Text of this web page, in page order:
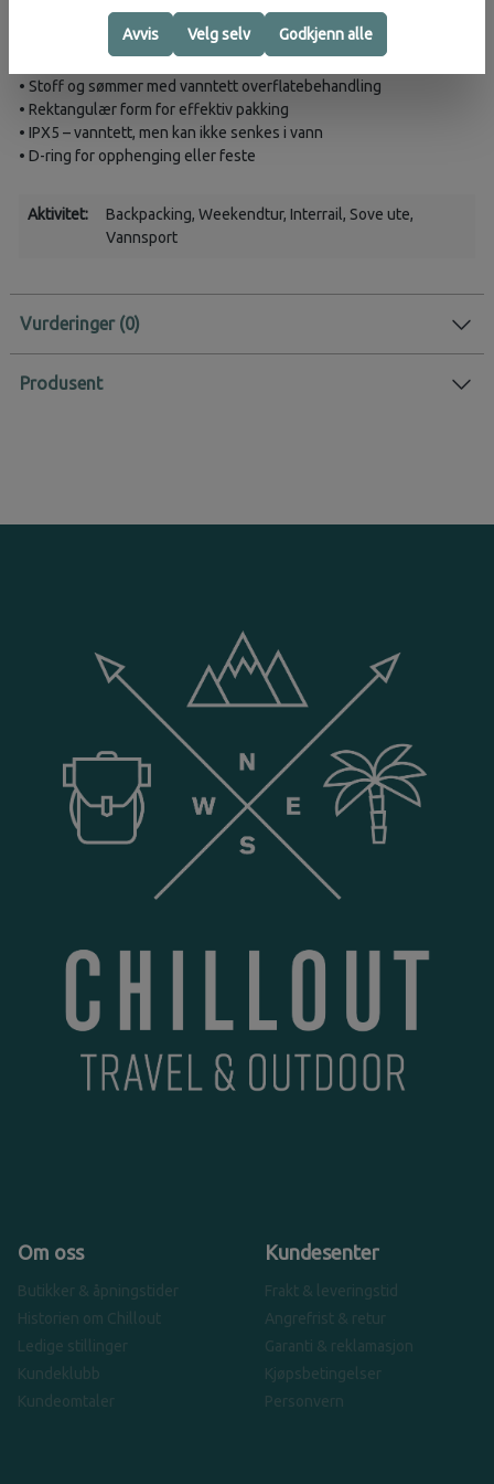
• Stoff og sømmer med vanntett overflatebehandling
• Rektangulær form for effektiv pakking
• IPX5 – vanntett, men kan ikke senkes i vann
• D-ring for opphenging eller feste
Aktivitet: Backpacking, Weekendtur, Interrail, Sove ute,
Vannsport
Vurderinger
Produsent
Om oss
Butikker & åpningstider
Historien om Chillout
Ledige stillinger
Kundeklubb
Kundeomtaler
Kundesenter
Frakt & leveringstid
Angrefrist & retur
Garanti & reklamasjon
Kjøpsbetingelser
Personvern
Avvis Velg selv Godkjenn alle